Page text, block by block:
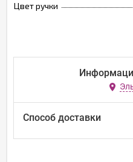
Цвет ручки
Способ доставки